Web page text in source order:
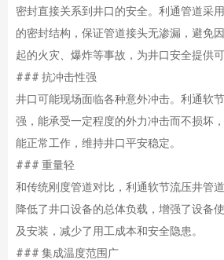
密封直接关系到井口的安全。利通管道采
的密封结构，保证管道接头无渗漏，避免
起的火灾、爆炸等事故，为井口安全提供可
### 抗冲击性强
井口可能现场面临各种意外冲击。利通软
强，能承受一定程度的外力冲击而不损坏
能正常工作，维持井口平安稳定。
### 重量轻
和传统刚度管道对比，利通软节流压井管
降低了井口设备的总体负载，增强了设备
及安装，减少了用工成本和安全隐患。
### 集成温度范围广